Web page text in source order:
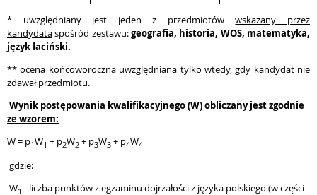
* uwzględniany jest jeden z przedmiotówwskazany przez
kandydataspośród zestawu:geografia, historia, WOS, matematyka,
język łaciński.
** ocena końcoworoczna uwzględniana tylko wtedy, gdy kandydat nie
zdawał przedmiotu.
Wynik postępowania kwalifikacyjnego (W) obliczany jest zgodnie
ze wzorem:
W = p1W1 + p2W2 + p3W3 + p4W4
gdzie:
W1 - liczba punktów z egzaminu dojrzałości z języka polskiego (w części